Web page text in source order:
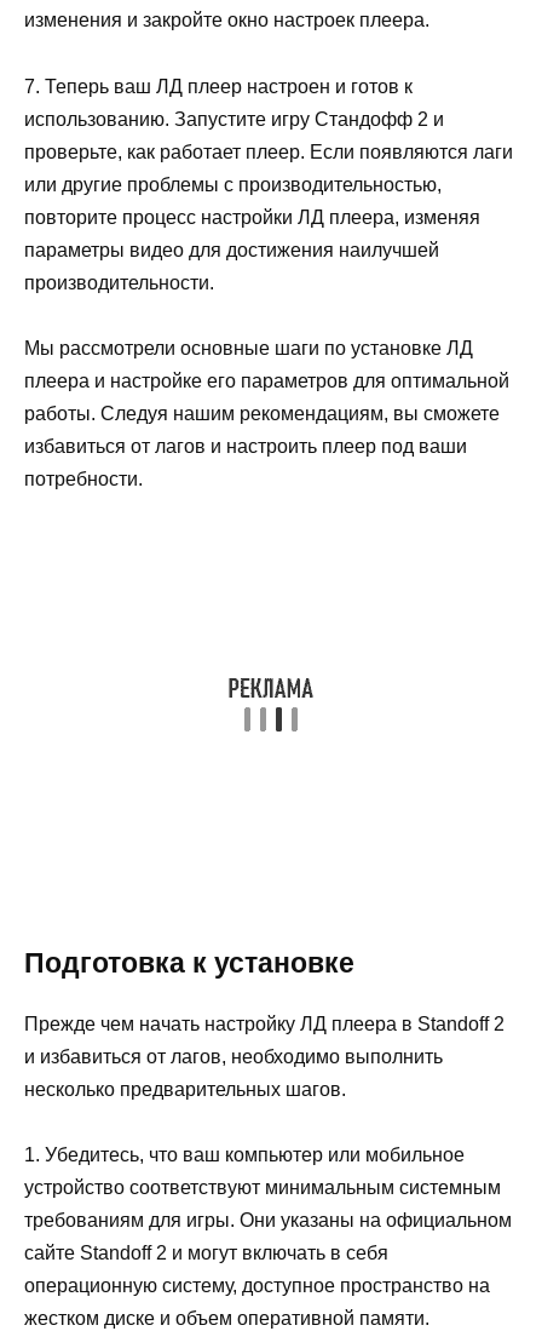
изменения и закройте окно настроек плеера.
7. Теперь ваш ЛД плеер настроен и готов к
использованию. Запустите игру Стандофф 2 и
проверьте, как работает плеер. Если появляются лаги
или другие проблемы с производительностью,
повторите процесс настройки ЛД плеера, изменяя
параметры видео для достижения наилучшей
производительности.
Мы рассмотрели основные шаги по установке ЛД
плеера и настройке его параметров для оптимальной
работы. Следуя нашим рекомендациям, вы сможете
избавиться от лагов и настроить плеер под ваши
потребности.
Подготовка к установке
Прежде чем начать настройку ЛД плеера в Standoff 2
и избавиться от лагов, необходимо выполнить
несколько предварительных шагов.
1. Убедитесь, что ваш компьютер или мобильное
устройство соответствуют минимальным системным
требованиям для игры. Они указаны на официальном
сайте Standoff 2 и могут включать в себя
операционную систему, доступное пространство на
жестком диске и объем оперативной памяти.